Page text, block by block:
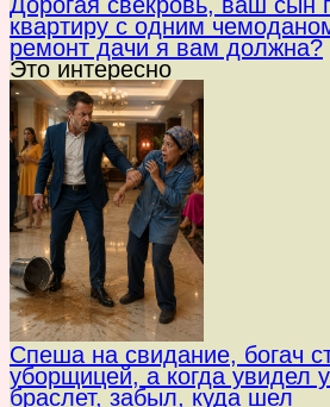
квартиру с одним
ремонт дачи я вам должна?
Это интересно
Спеша на свидание, богач
уборщицей, а когда увидел
браслет, забыл, куда шел